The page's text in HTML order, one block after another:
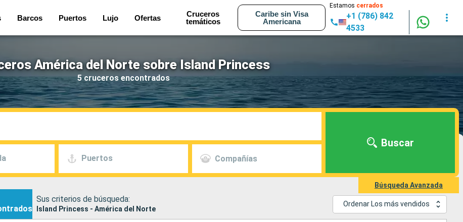
Barcos Puertos Lujo Ofertas
Cruceros
temáticos
Caribe sin Visa
Americana
Estamos cerrados
+1 (786) 842
4533
América del Norte sobre Island Princess
5 cruceros encontrados
Puertos Compañías
Buscar
Búsqueda Avanzada
Sus criterios de búsqueda:
Island Princess - América del Norte
Ordenar Los más vendidos